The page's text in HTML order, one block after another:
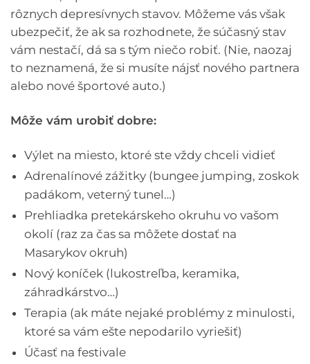
rôznych depresívnych stavov. Môžeme vás však
ubezpečiť, že ak sa rozhodnete, že súčasný stav
vám nestačí, dá sa s tým niečo robiť. (Nie, naozaj
to neznamená, že si musíte nájsť nového partnera
alebo nové športové auto.)
Môže vám urobiť dobre:
Výlet na miesto, ktoré ste vždy chceli vidieť
Adrenalínové zážitky (bungee jumping, zoskok
padákom, veterný tunel…)
Prehliadka pretekárskeho okruhu vo vašom
okolí (raz za čas sa môžete dostať na
Masarykov okruh)
Nový koníček (lukostreľba, keramika,
záhradkárstvo…)
Terapia (ak máte nejaké problémy z minulosti,
ktoré sa vám ešte nepodarilo vyriešiť)
Účasť na festivale